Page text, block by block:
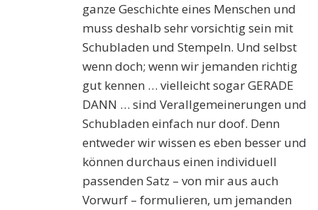
ganze Geschichte eines Menschen und
muss deshalb sehr vorsichtig sein mit
Schubladen und Stempeln. Und selbst
wenn doch; wenn wir jemanden richtig
gut kennen … vielleicht sogar GERADE
DANN … sind Verallgemeinerungen und
Schubladen einfach nur doof. Denn
entweder wir wissen es eben besser und
können durchaus einen individuell
passenden Satz – von mir aus auch
Vorwurf – formulieren, um jemanden